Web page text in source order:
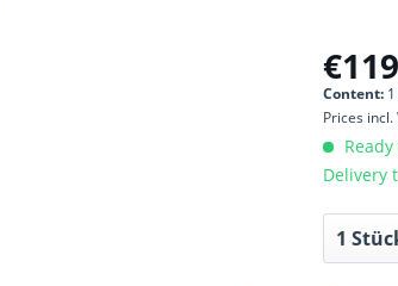
Content:
Prices incl.
Delivery